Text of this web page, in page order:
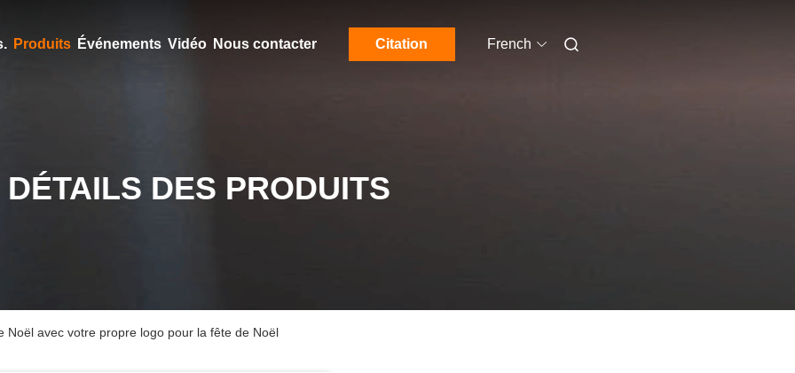
Produits Événements Vidéo Nous contacter Citation French
DÉTAILS DES PRODUITS
Noël avec votre propre logo pour la fête de Noël